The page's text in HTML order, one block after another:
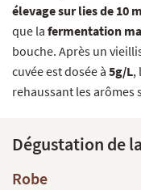
élevage sur lies de 10
que la fermentation
bouche. Après un
cuvée est dosée à 5g/L,
rehaussant les arômes
Dégustation de
Robe